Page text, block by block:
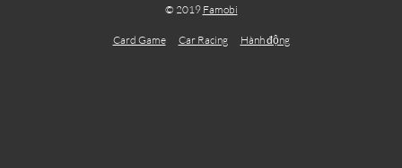
© 2019 Famobi
Card Game Car Racing Hành động